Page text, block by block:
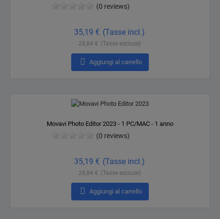
(0 reviews)
35,19 € (Tasse incl.)
28,84 € (Tasse escluse)
 Aggiungi al carrello
Movavi Photo Editor 2023 - 1 PC/MAC - 1 anno
(0 reviews)
35,19 € (Tasse incl.)
28,84 € (Tasse escluse)
 Aggiungi al carrello